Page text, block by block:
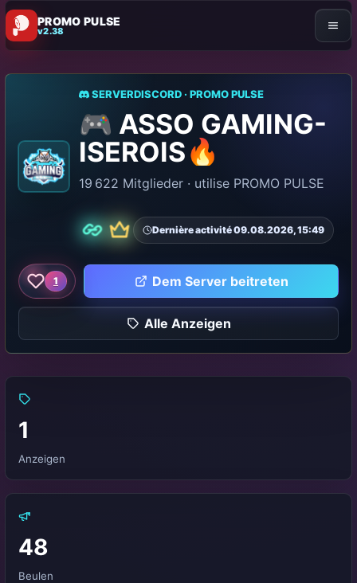
PROMO PULSE
v2.38
SERVERDISCORD · PROMO PULSE
🎮 ASSO GAMING-
ISEROIS🔥
19 622 Mitglieder · utilise PROMO PULSE
PartnerPrämieDernière activité 09.08.2026, 15:49
Wie dieser Server
1 Dem Server beitreten
Alle Anzeigen
1
Anzeigen
48
Beulen